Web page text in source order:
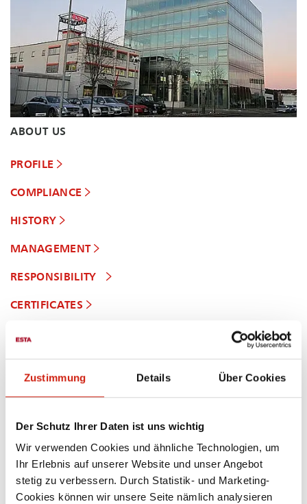
Zustimmung Details Über Cookies
Der Schutz Ihrer Daten ist uns wichtig
Wir verwenden Cookies und ähnliche Technologien, um
Ihr Erlebnis auf unserer Website und unser Angebot
stetig zu verbessern. Durch Statistik- und Marketing-
Cookies können wir unsere Seite nämlich analysieren
ABOUT US
PROFILE
COMPLIANCE
HISTORY
MANAGEMENT
RESPONSIBILITY
CERTIFICATES